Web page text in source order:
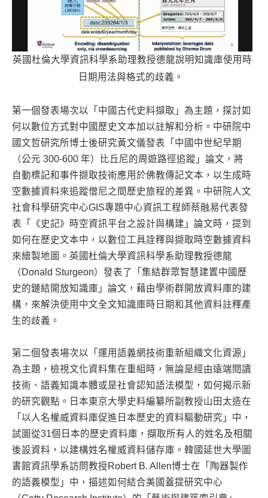
英國杜倫大學資訊科學系助理教授德龍說明知識庫使用時
日期用法與格式的歧義。
第一個發表場次以「中國古代史料擷取」為主題，探討如
何以數位方式對中國歷史文本加以註解和分析。中研院中
國文哲研究所博士後研究黃文儀發表「中國中世紀早期
（公元 300-600 年）比丘尼的周遊路徑追蹤」論文，將
自動標記和事件撷取技術應用於佛教傳記文本，以生成時
空數據資料來追蹤僧尼之間歷史旅程的差異。中研院人文
社會科學研究中心GIS專題中心資訊工程師蔡融易代表發
表「《史記》時空資訊平台之設計與構建」論文時，提到
如何在歷史文本中，以數位工具詮釋與撷取時空數據資料
來繪製地圖。英國杜倫大學資訊科學系助理教授德龍
（Donald Sturgeon）發表了「集結群眾智慧建置中國歷
史的鏈結開放知識庫」論文，藉由學術群開放資料庫的建
構，來解決使用中文全文知識庫時日期和其他資料註釋產
生的歧義。
第二個發表場次以「運用語義網技術重新組織文化資源」
為主題，檢視文化資料集在重組時，無論是經由遠端閱讀
技術、語義知識本體或是社會認知語法模型，如何揭示新
的研究觀點。日本東京大學史料編纂所副教授山田太造在
「以人名權威資料庫促進日本歷史的資料驅動研究」中，
試圖從31個日本的歷史資料庫，擷取所有人的姓名及相關
後設資料，以建構姓名權威資料儲存庫。韓國延世大學圖
書館資訊學系訪問教授Robert B. Allen博士在「陶器製作
的語義模型」中，描述如何結合美國蓋提研究中心